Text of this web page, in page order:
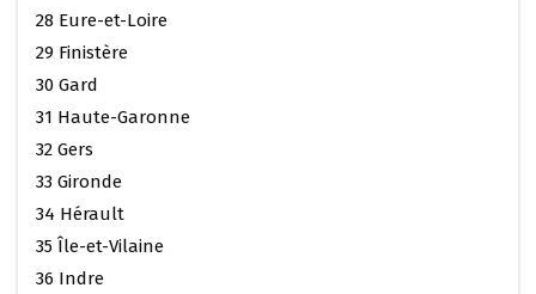
28 Eure-et-Loire
29 Finistère
30 Gard
31 Haute-Garonne
32 Gers
33 Gironde
34 Hérault
35 Île-et-Vilaine
36 Indre